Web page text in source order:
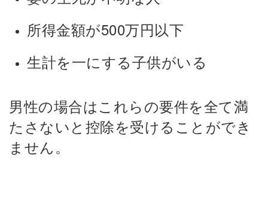
所得金額が500万円以下
生計を一にする子供がいる
男性の場合はこれらの要件を全て満
たさないと控除を受けることができ
ません。